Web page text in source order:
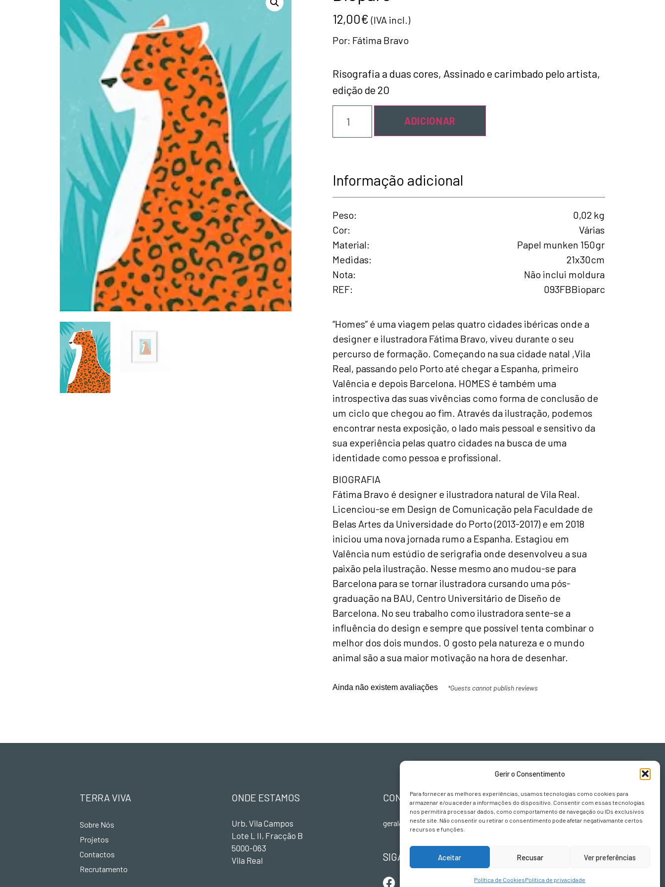
Gerir o Consentimento
Para fornecer as melhores experiências, usamos tecnologias como cookies para
armazenar e/ou aceder a informações do dispositivo. Consentir com essas tecnologias
nos permitirá processar dados, como comportamento de navegação ou IDs exclusivos
neste site. Não consentir ou retirar o consentimento pode afetar negativamante certos
recursos e funções.
Aceitar Recusar Ver preferências
Política de CookiesPolítica de privacidade
12,00€ (IVA incl.)
Por: Fátima Bravo
Risografia a duas cores, Assinado e carimbado pelo artista,
edição de 20
ADICIONAR
Informação adicional
Peso
0,02 kg
Cor
Várias
Material
Papel munken 150gr
Medidas
21x30cm
Nota
Não inclui moldura
REF
093FBBioparc
“Homes” é uma viagem pelas quatro cidades ibéricas onde a
designer e ilustradora Fátima Bravo, viveu durante o seu
percurso de formação. Começando na sua cidade natal ,Vila
Real, passando pelo Porto até chegar a Espanha, primeiro
Valência e depois Barcelona. HOMES é também uma
introspectiva das suas vivências como forma de conclusão de
um ciclo que chegou ao fim. Através da ilustração, podemos
encontrar nesta exposição, o lado mais pessoal e sensitivo da
sua experiência pelas quatro cidades na busca de uma
identidade como pessoa e profissional.
BIOGRAFIA
Fátima Bravo é designer e ilustradora natural de Vila Real.
Licenciou-se em Design de Comunicação pela Faculdade de
Belas Artes da Universidade do Porto (2013-2017) e em 2018
iniciou uma nova jornada rumo a Espanha. Estagiou em
Valência num estúdio de serigrafia onde desenvolveu a sua
paixão pela ilustração. Nesse mesmo ano mudou-se para
Barcelona para se tornar ilustradora cursando uma pós-
graduação na BAU, Centro Universitário de Diseño de
Barcelona. No seu trabalho como ilustradora sente-se a
influência do design e sempre que possível tenta combinar o
melhor dos dois mundos. O gosto pela natureza e o mundo
animal são a sua maior motivação na hora de desenhar.
Ainda não existem avaliações *Guests cannot publish reviews
TERRA VIVA
Sobre Nós
Projetos
Contactos
Recrutamento
ONDE ESTAMOS
Urb. Vila Campos
Lote L II, Fracção B
5000-063
Vila Real
CONTACTOS
geral@terravivadesign.pt
SIGA-NOS